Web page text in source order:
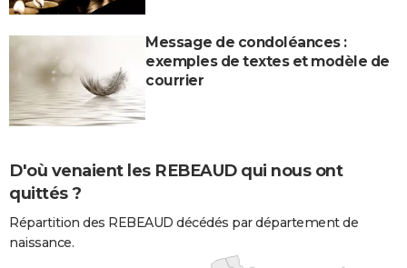
Message de condoléances :
exemples de textes et modèle de
courrier
D'où venaient les REBEAUD qui nous ont
quittés ?
Répartition des REBEAUD décédés par département de
naissance.